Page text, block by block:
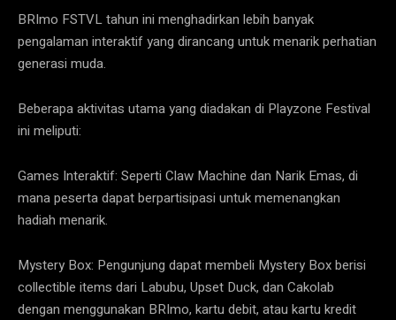
BRImo FSTVL tahun ini menghadirkan lebih banyak
pengalaman interaktif yang dirancang untuk menarik perhatian
generasi muda.
Beberapa aktivitas utama yang diadakan di Playzone Festival
ini meliputi:
Games Interaktif: Seperti Claw Machine dan Narik Emas, di
mana peserta dapat berpartisipasi untuk memenangkan
hadiah menarik.
Mystery Box: Pengunjung dapat membeli Mystery Box berisi
collectible items dari Labubu, Upset Duck, dan Cakolab
dengan menggunakan BRImo, kartu debit, atau kartu kredit